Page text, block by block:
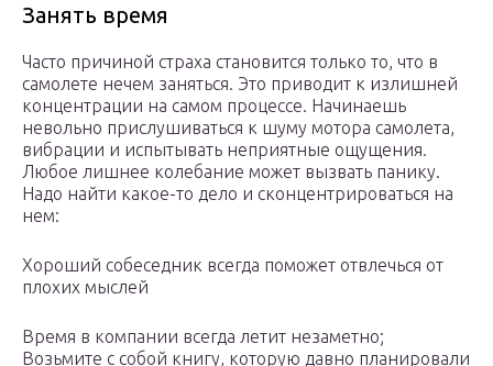
Занять время
Часто причиной страха становится только то, что в
самолете нечем заняться. Это приводит к излишней
концентрации на самом процессе. Начинаешь
невольно прислушиваться к шуму мотора самолета,
вибрации и испытывать неприятные ощущения.
Любое лишнее колебание может вызвать панику.
Надо найти какое-то дело и сконцентрироваться на
нем:
Хороший собеседник всегда поможет отвлечься от
плохих мыслей
Время в компании всегда летит незаметно;
Возьмите с собой книгу, которую давно планировали